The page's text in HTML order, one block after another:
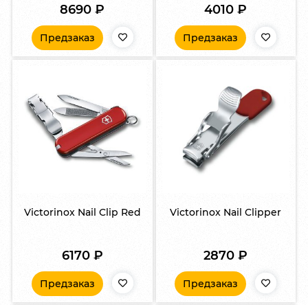
8690₽
Предзаказ
4010₽
Предзаказ
Victorinox Nail Clip Red
6170 ₽
Предзаказ
Victorinox Nail Clipper
2870₽
Предзаказ